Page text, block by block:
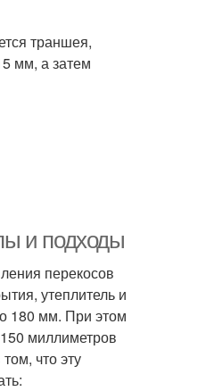
траншея,
мм, а затем
и подходы
перекосов
утеплитель и
180 мм. При этом
миллиметров
что эту